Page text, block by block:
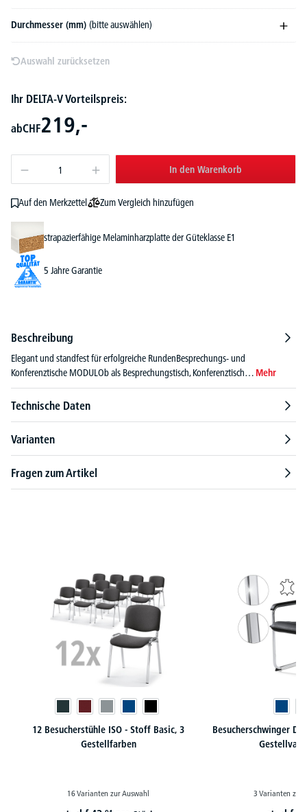
Durchmesser (mm) (bitte auswählen)
Auswahl zurücksetzen
Ihr DELTA-V Vorteilspreis:
abCHF219,-
In den Warenkorb
Auf den Merkzettel Zum Vergleich hinzufügen
strapazierfähige Melaminharzplatte der Güteklasse E1
5 Jahre Garantie
Beschreibung
Elegant und standfest für erfolgreiche RundenBesprechungs- und
Konferenztische MODULOb als Besprechungstisch, Konferenztisch… Mehr
Technische Daten
Varianten
Fragen zum Artikel
12 Besucherstühle ISO - Stoff Basic, 3
Gestellfarben
16 Varianten zur Auswahl
Besucherschwinger
3 Varianten zur